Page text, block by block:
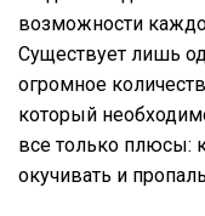
возможности
Существует лишь
огромное
который
все только плюсы:
окучивать и